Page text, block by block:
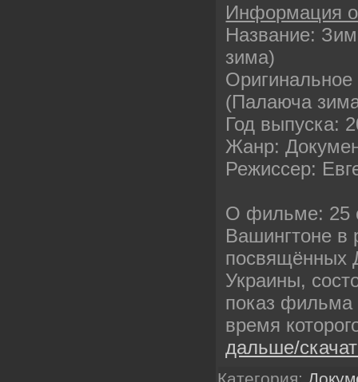
Информация
Название:
зима)
(Палаюча
Год выпуска:
Жанр:
Режиссер:
О фильме: 25
Вашингтоне в
посвящённых
Украины,
показ фильма
время
дальше/